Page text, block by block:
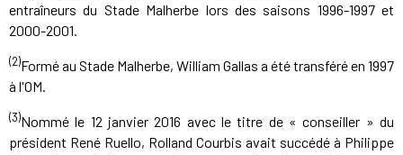
entraîneurs du Stade Malherbe lors des saisons 1996-1997 et
2000-2001.
(2)Formé au Stade Malherbe, William Gallas a été transféré en 1997
à l'OM.
(3)Nommé le 12 janvier 2016 avec le titre de « conseiller » du
président René Ruello, Rolland Courbis avait succédé à Philippe